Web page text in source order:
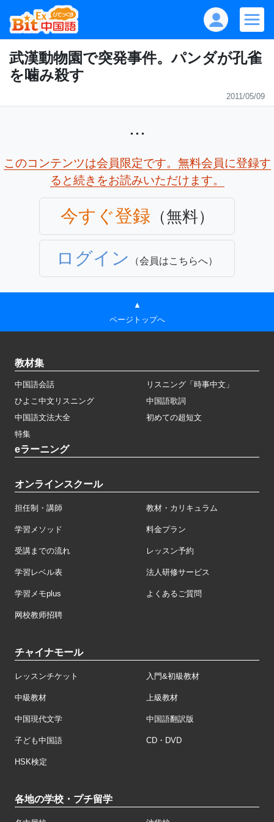
武漢動物園で突発事件。パンダが孔雀
を噛み殺す
2011/05/09
...
このコンテンツは会員限定です。無料会員に登録す
ると続きをお読みいただけます。
今すぐ登録 （無料）
ログイン （会員はこちらへ）
▲
ページトップへ
教材集
中国語会話
リスニング「時事中文」
ひよこ中文リスニング
中国語歌詞
中国語文法大全
初めての超短文
特集
eラーニング
オンラインスクール
担任制・講師 教材・カリキュラム
学習メソッド 料金プラン
受講までの流れ レッスン予約
学習レベル表 法人研修サービス
学習メモplus よくあるご質問
网校教师招聘
チャイナモール
レッスンチケット 入門&初級教材
中級教材 上級教材
中国現代文学 中国語翻訳版
子ども中国語 CD・DVD
HSK検定
各地の学校・プチ留学